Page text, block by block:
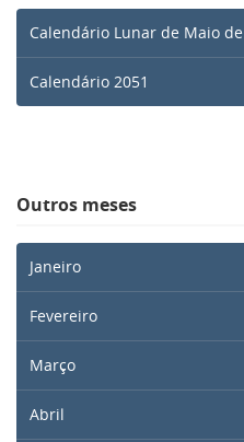
Calendário Lunar de Maio de
Calendário 2051
Outros meses
Janeiro
Fevereiro
Março
Abril